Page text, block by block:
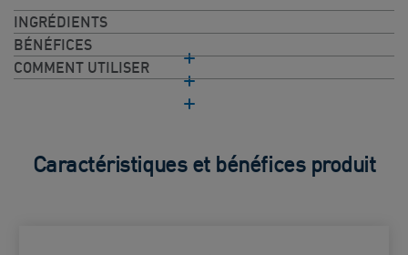
INGRÉDIENTS
BÉNÉFICES
COMMENT UTILISER
Caractéristiques et bénéfices produit